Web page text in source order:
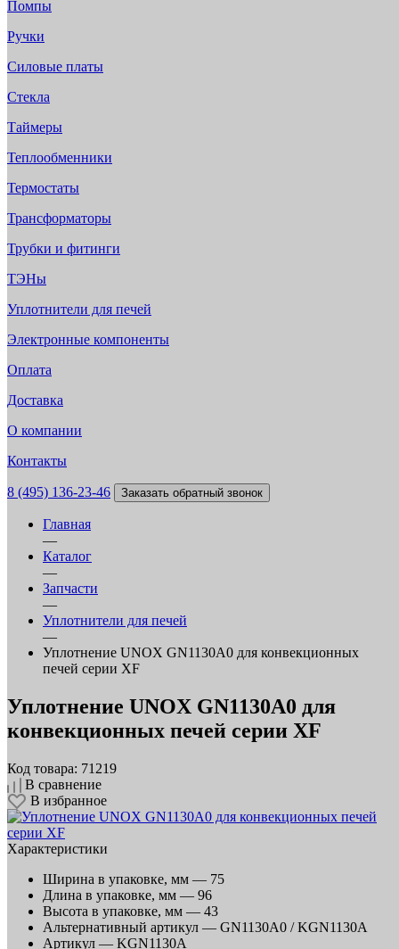
Помпы
Ручки
Силовые платы
Стекла
Таймеры
Теплообменники
Термостаты
Трансформаторы
Трубки и фитинги
ТЭНы
Уплотнители для печей
Электронные компоненты
Оплата
Доставка
О компании
Контакты
8 (495) 136-23-46 Заказать обратный звонок
Главная
—
Каталог
—
Запчасти
—
Уплотнители для печей
—
Уплотнение UNOX GN1130A0 для конвекционных
печей серии XF
Уплотнение UNOX GN1130A0 для
конвекционных печей серии XF
Код товара: 71219
В сравнение
В избранное
Характеристики
Ширина в упаковке, мм — 75
Длина в упаковке, мм — 96
Высота в упаковке, мм — 43
Альтернативный артикул — GN1130A0 / KGN1130A
Артикул — KGN1130A